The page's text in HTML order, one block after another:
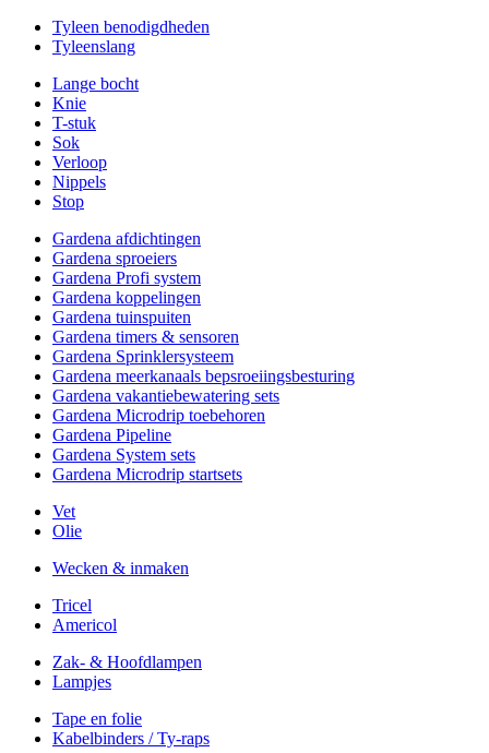
Tyleen benodigdheden
Tyleenslang
Lange bocht
Knie
T-stuk
Sok
Verloop
Nippels
Stop
Gardena afdichtingen
Gardena sproeiers
Gardena Profi system
Gardena koppelingen
Gardena tuinspuiten
Gardena timers & sensoren
Gardena Sprinklersysteem
Gardena meerkanaals bepsroeiingsbesturing
Gardena vakantiebewatering sets
Gardena Microdrip toebehoren
Gardena Pipeline
Gardena System sets
Gardena Microdrip startsets
Vet
Olie
Wecken & inmaken
Tricel
Americol
Zak- & Hoofdlampen
Lampjes
Tape en folie
Kabelbinders / Ty-raps